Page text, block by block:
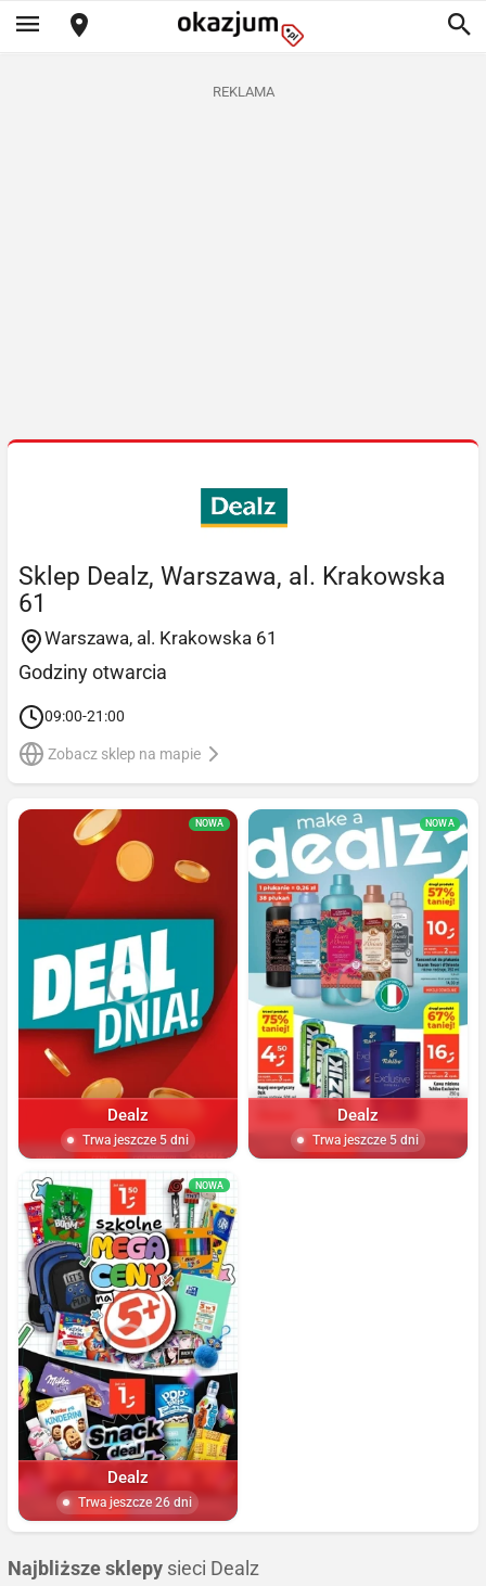
REKLAMA
Sklep Dealz, Warszawa, al. Krakowska
61
Warszawa, al. Krakowska 61
Godziny otwarcia
09:00-21:00
Zobacz sklep na mapie
NOWA
Dealz
Trwa jeszcze 5 dni
NOWA
Dealz
Trwa jeszcze 5 dni
NOWA
Dealz
Trwa jeszcze 26 dni
Najbliższe sklepy sieci Dealz